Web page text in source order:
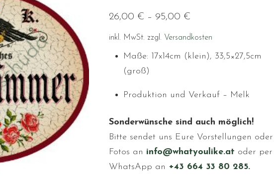
26,00 € – 95,00 €
inkl. MwSt. zzgl. Versandkosten
Maße: 17x14cm (klein), 33,5×27,5cm
(groß)
Produktion und Verkauf – Melk
Sonderwünsche sind auch möglich!
Bitte sendet uns Eure Vorstellungen oder
Fotos an info@whatyoulike.at oder per
WhatsApp an +43 664 33 80 285.